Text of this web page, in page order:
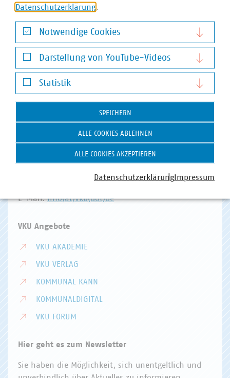
Zum
Hausanschrift und Kontakt
VKU-Hauptgeschäftsstelle
Invalidenstr. 91
10115 Berlin
E-Mail:info(at)vku(dot)de
VKU Angebote
VKU AKADEMIE
VKU VERLAG
KOMMUNAL KANN
KOMMUNALDIGITAL
VKU FORUM
Hier geht es zum Newsletter
Sie haben die Möglichkeit, sich unentgeltlich und
Datenschutzerklärung.
Notwendige Cookies
Notwendige Cookies
Darstellung von YouTube-Videos
Darstellung von YouTube-Videos
Statistik
Statistik
SPEICHERN
ALLE COOKIES ABLEHNEN
ALLE COOKIES AKZEPTIEREN
DatenschutzerklärungImpressum